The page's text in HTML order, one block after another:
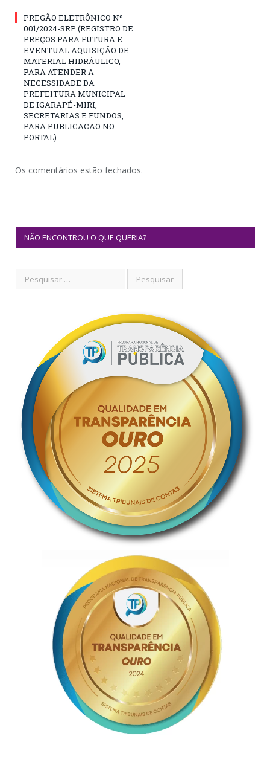
PREGÃO ELETRÔNICO Nº
001/2024-SRP (REGISTRO DE
PREÇOS PARA FUTURA E
EVENTUAL AQUISIÇÃO DE
MATERIAL HIDRÁULICO,
PARA ATENDER A
NECESSIDADE DA
PREFEITURA MUNICIPAL
DE IGARAPÉ-MIRI,
SECRETARIAS E FUNDOS,
PARA PUBLICACAO NO
PORTAL)
Os comentários estão fechados.
NÃO ENCONTROU O QUE QUERIA?